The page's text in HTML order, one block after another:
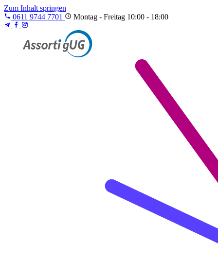
Zum Inhalt springen
0611 9744 7701
Montag - Freitag 10:00 - 18:00